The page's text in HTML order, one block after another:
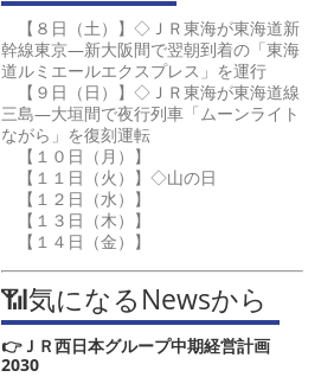
【８日（土）】◇ＪＲ東海が東海道新
幹線東京―新大阪間で翌朝到着の「東海
道ルミエールエクスプレス」を運行
【９日（日）】◇ＪＲ東海が東海道線
三島―大垣間で夜行列車「ムーンライト
ながら」を復刻運転
【１０日（月）】
【１１日（火）】◇山の日
【１２日（水）】
【１３日（木）】
【１４日（金）】
📶気になるNewsから
👉ＪＲ西日本グループ中期経営計画
2030